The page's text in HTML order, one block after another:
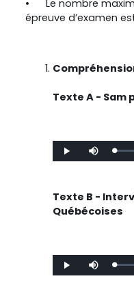
•Le nombre
épreuve d’examen
Texte A - Sam
Play Mute
Texte B -
Québécoises
Play Mute